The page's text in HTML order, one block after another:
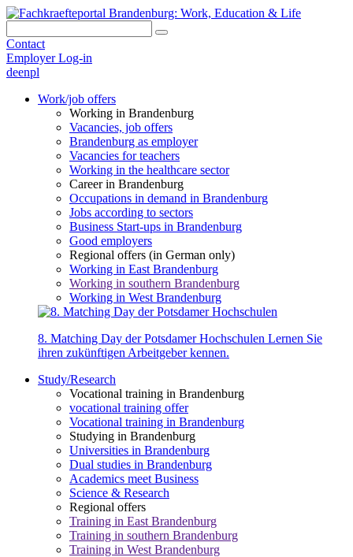
Contact
Employer Log-in
deenpl
Work/job offers
Working in Brandenburg
Vacancies, job offers
Brandenburg as employer
Vacancies for teachers
Working in the healthcare sector
Career in Brandenburg
Occupations in demand in Brandenburg
Jobs according to sectors
Business Start-ups in Brandenburg
Good employers
Regional offers (in German only)
Working in East Brandenburg
Working in southern Brandenburg
Working in West Brandenburg
8. Matching Day der Potsdamer Hochschulen Lernen Sie
ihren zukünftigen Arbeitgeber kennen.
Study/Research
Vocational training in Brandenburg
vocational training offer
Vocational training in Brandenburg
Studying in Brandenburg
Universities in Brandenburg
Dual studies in Brandenburg
Academics meet Business
Science & Research
Regional offers
Training in East Brandenburg
Training in southern Brandenburg
Training in West Brandenburg